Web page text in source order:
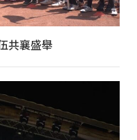
共襄盛舉